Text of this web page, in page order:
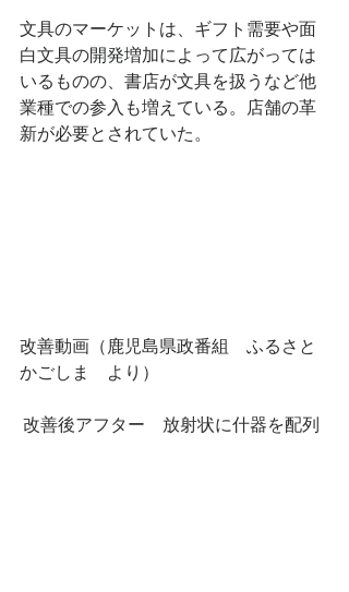
文具のマーケットは、ギフト需要や面
白文具の開発増加によって広がっては
いるものの、書店が文具を扱うなど他
業種での参入も増えている。店舗の革
新が必要とされていた。
改善動画（鹿児島県政番組　ふるさと
かごしま　より）
改善後アフター　放射状に什器を配列